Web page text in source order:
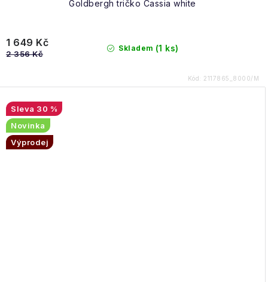
Goldbergh tričko Cassia white
Skladem (1 ks)
1 649 Kč
2 356 Kč
Kód: 2117865_8000/M
30 %
Novinka
Výprodej